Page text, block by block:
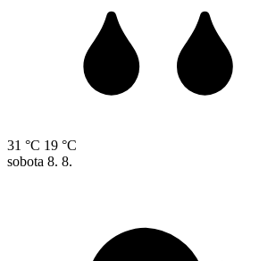
31 °C 19 °C
sobota 8. 8.